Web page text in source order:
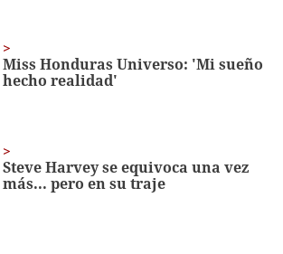
Miss Honduras Universo: 'Mi sueño
hecho realidad'
Steve Harvey se equivoca una vez
más... pero en su traje